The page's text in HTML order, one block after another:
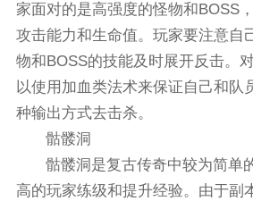
家面对的是高强度的怪物和BOSS
攻击能力和生命值。玩家要注意自
物和BOSS的技能及时展开反击。
以使用加血类法术来保证自己和队
种输出方式去击杀。
骷髅洞
骷髅洞是复古传奇中较为简单
高的玩家练级和提升经验。由于副